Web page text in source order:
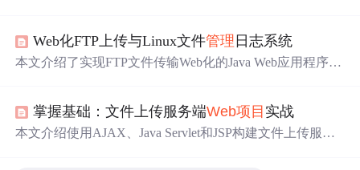
Web化FTP上传与Linux文件管理 日志系统
本文介绍了实现FTP文件传输Web化的Java Web应用程序，
备份文件删除 管理，还说明了Java Web应用结构和数据库
设计、数据导入导出等内容，方便监控和故障排查。
掌握基础：文件上传服务端Web项目 实战
本文介绍使用AJAX、Java Servlet和JSP构建文件上传服务